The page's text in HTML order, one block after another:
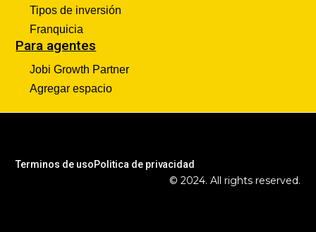
Tipos de inversión
Franquicia
Para agentes
Jobi Growth Partner
Agregar espacio
Terminos de usoPolitica de privacidad
© 2024. All rights reserved.